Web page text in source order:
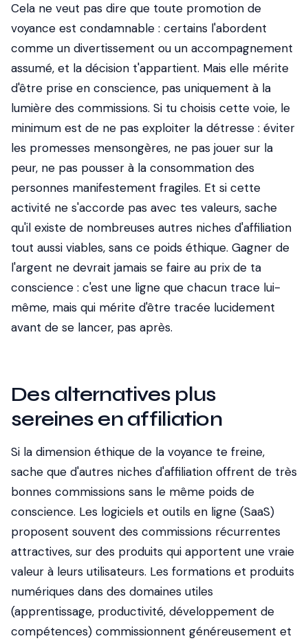
Cela ne veut pas dire que toute promotion de
voyance est condamnable : certains l'abordent
comme un divertissement ou un accompagnement
assumé, et la décision t'appartient. Mais elle mérite
d'être prise en conscience, pas uniquement à la
lumière des commissions. Si tu choisis cette voie, le
minimum est de ne pas exploiter la détresse : éviter
les promesses mensongères, ne pas jouer sur la
peur, ne pas pousser à la consommation des
personnes manifestement fragiles. Et si cette
activité ne s'accorde pas avec tes valeurs, sache
qu'il existe de nombreuses autres niches d'affiliation
tout aussi viables, sans ce poids éthique. Gagner de
l'argent ne devrait jamais se faire au prix de ta
conscience : c'est une ligne que chacun trace lui-
même, mais qui mérite d'être tracée lucidement
avant de se lancer, pas après.
Des alternatives plus
sereines en affiliation
Si la dimension éthique de la voyance te freine,
sache que d'autres niches d'affiliation offrent de très
bonnes commissions sans le même poids de
conscience. Les logiciels et outils en ligne (SaaS)
proposent souvent des commissions récurrentes
attractives, sur des produits qui apportent une vraie
valeur à leurs utilisateurs. Les formations et produits
numériques dans des domaines utiles
(apprentissage, productivité, développement de
compétences) commissionnent généreusement et